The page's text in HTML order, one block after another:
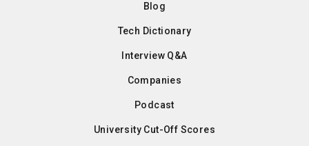
Blog
Tech Dictionary
Interview Q&A
Companies
Podcast
University Cut-Off Scores